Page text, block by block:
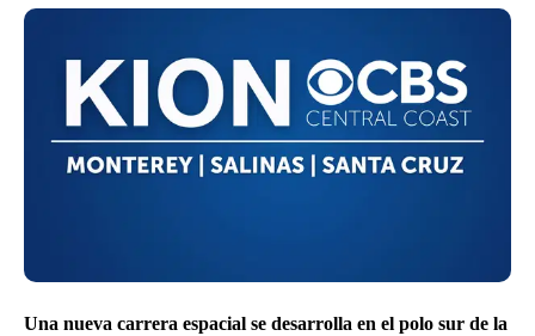
Una nueva carrera espacial se desarrolla en el polo sur de la